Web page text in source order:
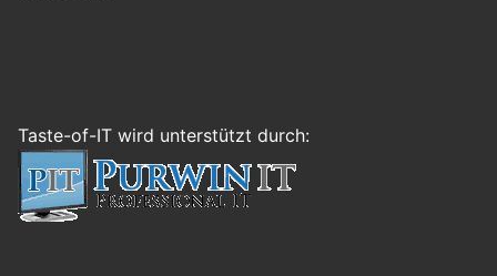
Taste-of-IT wird unterstützt durch: